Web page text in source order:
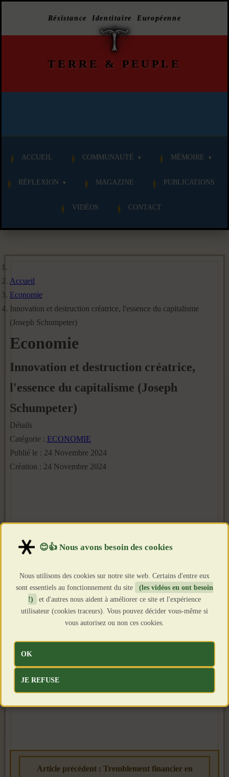
Résistance Identitaire Européenne
TERRE & PEUPLE
ACCUEIL COMMUNAUTÉ MÉMOIRE
RÉFLEXION MAGAZINE PUBLICATIONS
VIDÉOS CONTACT
Accueil
Economie
Innovation et destruction créatrice, l'essence du capitalisme
(Joseph Schumpeter)
Economie
Innovation et destruction créatrice,
l'essence du capitalisme (Joseph
Schumpeter)
Détails
Catégorie : ECONOMIE
Publié le : 24 Novembre 2024
Création : 24 Novembre 2024
Article précédent : Tremblement financier en
Nous utilisons des cookies sur notre site web. Certains d'entre eux
sont essentiels au fonctionnement du site
(les vidéos en ont besoin
!)
et d'autres nous aident à améliorer ce site et l'expérience
utilisateur (cookies traceurs). Vous pouvez décider vous-même si
vous autorisez ou non ces cookies.
OK
JE REFUSE